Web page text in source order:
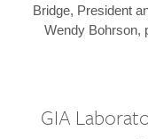
Bridge, President
Wendy Bohrson,
GIA